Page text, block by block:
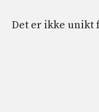
Det er ikke unikt